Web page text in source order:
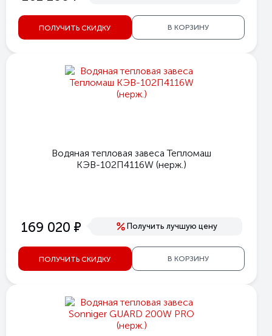
ПОЛУЧИТЬ СКИДКУ В КОРЗИНУ
Водяная тепловая завеса Тепломаш
КЭВ-102П4116W (нерж.)
169 020 е Получить лучшую цену
ПОЛУЧИТЬ СКИДКУ В КОРЗИНУ